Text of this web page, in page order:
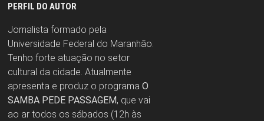
PERFIL DO AUTOR
Jornalista formado pela
Universidade Federal do Maranhão.
Tenho forte atuação no setor
cultural da cidade. Atualmente
apresenta e produz o programa O
SAMBA PEDE PASSAGEM, que vai
ao ar todos os sábados (12h às